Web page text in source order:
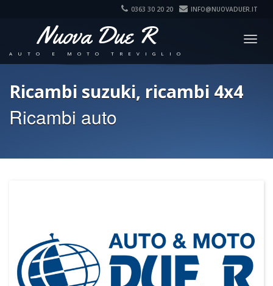
0363 30 20 20 INFO@NUOVADUER.IT
Nuova Due R
AUTO E MOTO TREVIGLIO
Ricambi suzuki, ricambi 4x4
Ricambi auto